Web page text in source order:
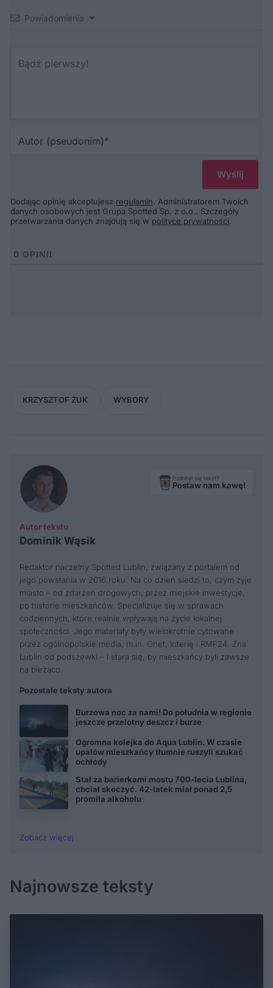
Powiadomienia
Dodając opinię akceptujesz regulamin. Administratorem Twoich
danych osobowych jest Grupa Spotted Sp. z o.o.. Szczegóły
przetwarzania danych znajdują się w polityce prywatności.
0 OPINII
KRZYSZTOF ŻUK WYBORY
Autor tekstu
Dominik Wąsik
Podobał się tekst?
Postaw nam kawę!
Redaktor naczelny Spotted Lublin, związany z portalem od
jego powstania w 2016 roku. Na co dzień śledzi to, czym żyje
miasto – od zdarzeń drogowych, przez miejskie inwestycje,
po historie mieszkańców. Specjalizuje się w sprawach
codziennych, które realnie wpływają na życie lokalnej
społeczności. Jego materiały były wielokrotnie cytowane
przez ogólnopolskie media, m.in. Onet, Interię i RMF24. Zna
Lublin od podszewki – i stara się, by mieszkańcy byli zawsze
na bieżąco.
Pozostałe teksty autora
Burzowa noc za nami! Do południa w regionie
jeszcze przelotny deszcz i burze
Ogromna kolejka do Aqua Lublin. W czasie
upałów mieszkańcy tłumnie ruszyli szukać
ochłody
Stał za barierkami mostu 700-lecia Lublina,
chciał skoczyć. 42-latek miał ponad 2,5
promila alkoholu
Zobacz więcej
Najnowsze teksty